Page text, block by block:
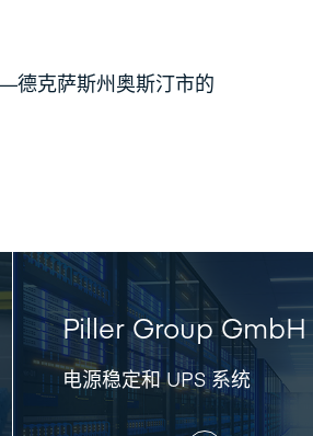
德克萨斯州奥斯汀市的
Piller Group GmbH
电源稳定和 UPS 系统